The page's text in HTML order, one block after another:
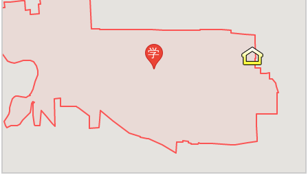
学